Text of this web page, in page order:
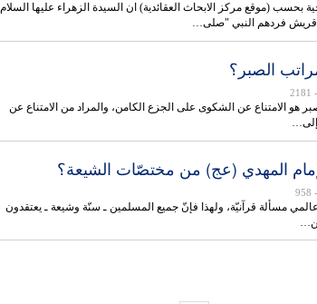
بحسب (موقع مركز الابحاث العقائدية) ان السيدة الزهراء عليها السلام
قريش فردهم النبي "صلى…
الصبر؟
-
هو الامتناع عن الشكوى على الجزع الكامن، والمراد من الامتناع عن
المهدي (عج) من مختصّات الشيعة؟
-
مسألة قرآنيّة، ولهذا فإنّ جميع المسلمين ـ سنّة وشيعة ـ يعتقدون